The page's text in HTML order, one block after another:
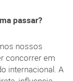
passar?
nossos
concorrer em
internacional. A